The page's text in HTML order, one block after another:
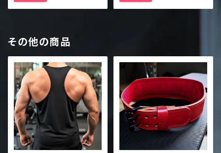
その他の商品